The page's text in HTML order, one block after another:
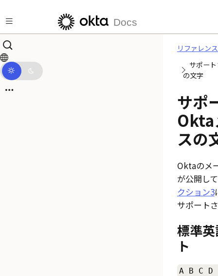
Docs
リファレン
サポー
の文字
サポ
Okta
スの
Oktaのメ
が公開し
クション3
サポート
標準
ト
A B C